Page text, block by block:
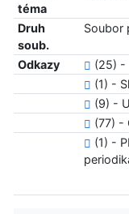
téma
Druh
soub.
Soubor
Odkazy
(25) -
(1) -
(9) -
(77) -
(1) -